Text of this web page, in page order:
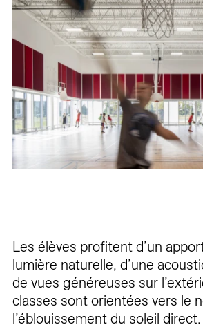
Les élèves profitent d’un
lumière naturelle, d’une
de vues généreuses sur
classes sont orientées vers le
l’éblouissement du soleil